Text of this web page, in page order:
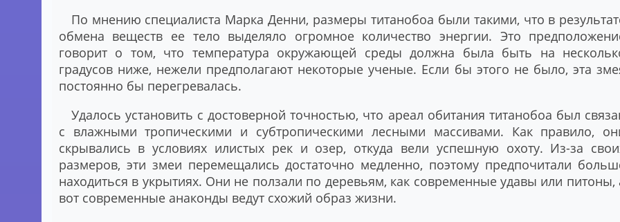
По мнению специалиста Марка Денни, размеры титанобоа были такими, что в
обмена веществ ее тело выделяло огромное количество энергии. Это
говорит о том, что температура окружающей среды должна была быть на
градусов ниже, нежели предполагают некоторые ученые. Если бы этого не было, эта
постоянно бы перегревалась.
Удалось установить с достоверной точностью, что ареал обитания титанобоа был
с влажными тропическими и субтропическими лесными массивами. Как правило,
скрывались в условиях илистых рек и озер, откуда вели успешную охоту. Из-за
размеров, эти змеи перемещались достаточно медленно, поэтому предпочитали
находиться в укрытиях. Они не ползали по деревьям, как современные удавы или питоны,
вот современные анаконды ведут схожий образ жизни.